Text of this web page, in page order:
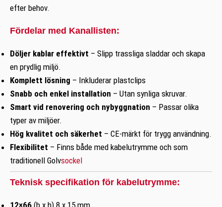
efter behov.
Fördelar med Kanallisten:
Döljer kablar effektivt – Slipp trassliga sladdar och skapa
en prydlig miljö.
Komplett lösning – Inkluderar plastclips
Snabb och enkel installation – Utan synliga skruvar.
Smart vid renovering och nybyggnation – Passar olika
typer av miljöer.
Hög kvalitet och säkerhet – CE-märkt för trygg användning.
Flexibilitet – Finns både med kabelutrymme och som
traditionell Golvsockel
Teknisk specifikation för kabelutrymme:
12×66 (b x h) 8 x 15 mm